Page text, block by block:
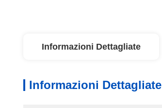
Informazioni Dettagliate
Informazioni Dettagliate